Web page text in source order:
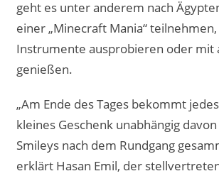
geht es unter anderem nach
einer „Minecraft Mania“
Instrumente ausprobieren oder mit
genießen.
„Am Ende des Tages bekommt
kleines Geschenk unabhängig
Smileys nach dem Rundgang
erklärt Hasan Emil, der